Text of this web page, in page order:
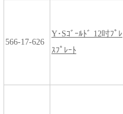
566-17-626
Y･Sｺﾞｰﾙﾄﾞ 12吋ﾌﾟﾚ
ｽﾌﾟﾚｰﾄ